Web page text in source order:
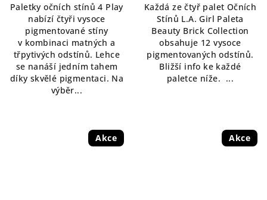
z
5
hvězdiček.
Paletky očních stínů 4 Play
nabízí čtyři vysoce
pigmentované stíny
v kombinaci matných a
třpytivých odstínů. Lehce
se nanáší jedním tahem
díky skvělé pigmentaci. Na
výběr...
z
5
hvězdiček.
Každá ze čtyř palet Očních
Stínů L.A. Girl Paleta
Beauty Brick Collection
obsahuje 12 vysoce
pigmentovaných odstínů.
Bližší info ke každé
paletce níže. ...
Akce Akce